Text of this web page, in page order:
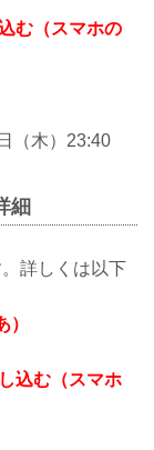
む（スマホの
（木）23:40
細
詳しくは以下
込む（スマホ